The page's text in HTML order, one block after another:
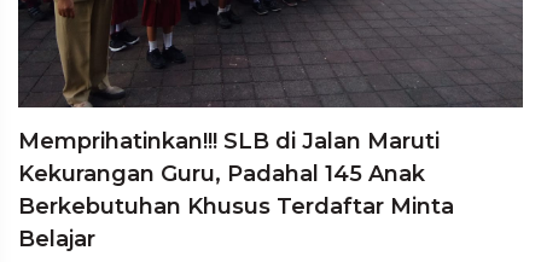
Memprihatinkan!!! SLB di Jalan Maruti
Kekurangan Guru, Padahal 145 Anak
Berkebutuhan Khusus Terdaftar Minta
Belajar